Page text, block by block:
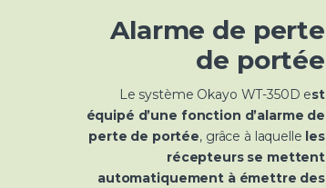
Alarme de perte
de portée
Le système Okayo WT-350D est
équipé d’une fonction d’alarme de
perte de portée, grâce à laquelle les
récepteurs se mettent
automatiquement à émettre des